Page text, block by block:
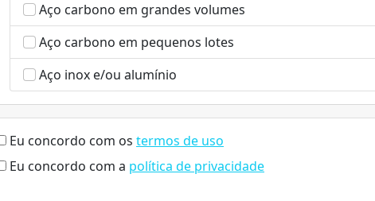
Aço carbono em grandes volumes
Aço carbono em pequenos lotes
Aço inox e/ou alumínio
Eu concordo com os termos de uso
Eu concordo com a política de privacidade